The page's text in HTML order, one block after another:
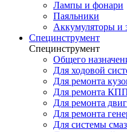
Лампы и фонари
Паяльники
Аккумуляторы и
Специнструмент
Специнструмент
Общего
Для ходовой
Для ремонта
Для ремонта
Для ремонта
Для ремонта
Для системы